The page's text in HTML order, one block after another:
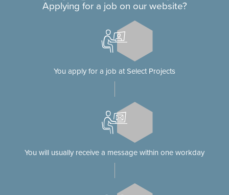
Applying for a job on our website?
You apply for a job at Select Projects
You will usually receive a message within one workday